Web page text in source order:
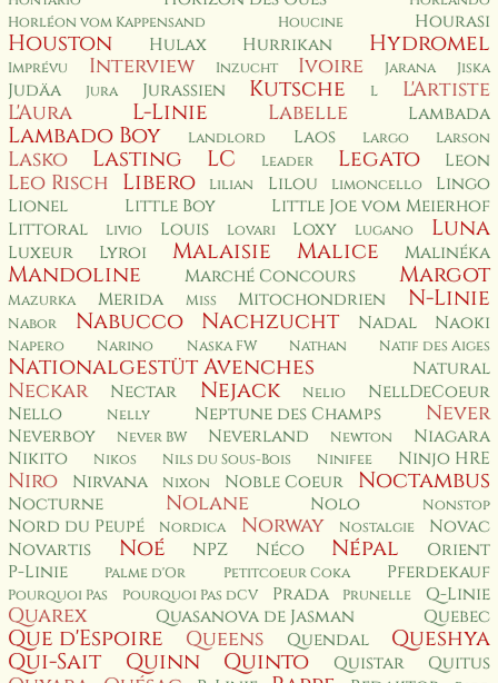
Horléon vom Kappensand
Houcine Hourasi
Houston Hulax Hurrikan Hydromel
Imprévu Interview Inzucht Ivoire Jarana Jiska
Judäa Jura Jurassien Kutsche L
L'Artiste
L'Aura
L-Linie Labelle Lambada
Lambado Boy Landlord Laos Largo Larson
Lasko Lasting LC Leader Legato Leon
Leo Risch Libero Lilian Lilou Limoncello
Lingo
Lionel
Little Boy
Little Joe vom Meierhof
Littoral
Livio Louis Lovari Loxy Lugano Luna
Luxeur Lyroi Malaisie Malice Malinéka
Mandoline Marché Concours Margot
Mazurka Merida Miss Mitochondrien N-Linie
Nabor Nabucco Nachzucht Nadal Naoki
Napero Narino Naska FW Nathan Natif des Aiges
Nationalgestüt Avenches Natural
Neckar Nectar Nejack Nelio
NellDeCoeur
Nello
Nelly Neptune des Champs Never
Neverboy Never BW Neverland Newton
Niagara
Nikito
Nikos Nils du Sous-Bois Ninifee Ninjo HRE
Niro Nirvana Nixon Noble Coeur Noctambus
Nocturne Nolane Nolo Nonstop
Nord du Peupé Nordica Norway Nostalgie
Novac
Novartis
Noé NPZ Néco Népal
Orient
P-Linie
Palme d'Or Petitcoeur Coka Pferdekauf
Pourquoi Pas Pourquoi Pas dCV Prada Prunelle Q-Linie
Quarex Quasanova de Jasman Quebec
Que d'Espoire Queens Quendal
Queshya
Qui-Sait
Quinn Quinto Quistar Quitus